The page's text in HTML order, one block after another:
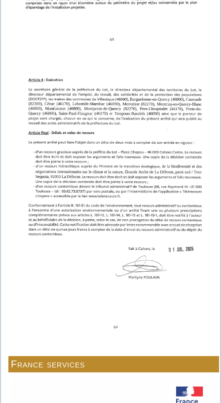
France services